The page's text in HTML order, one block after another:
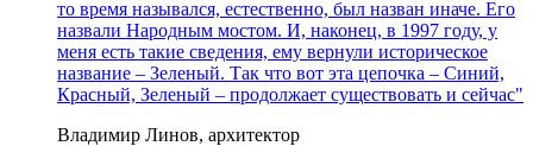
то время назывался, естественно, был назван иначе. Его
назвали Народным мостом. И, наконец, в 1997 году, у
меня есть такие сведения, ему вернули историческое
название – Зеленый. Так что вот эта цепочка – Синий,
Красный, Зеленый – продолжает существовать и сейчас"
Владимир Линов, архитектор